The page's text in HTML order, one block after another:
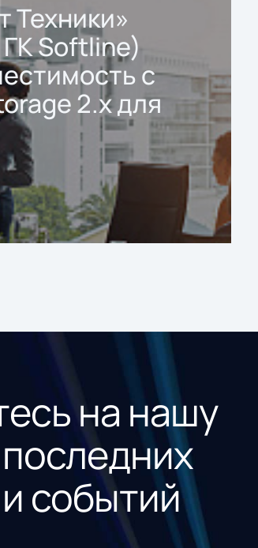
Техники»
Softline)
с
2.x для
на нашу
событий